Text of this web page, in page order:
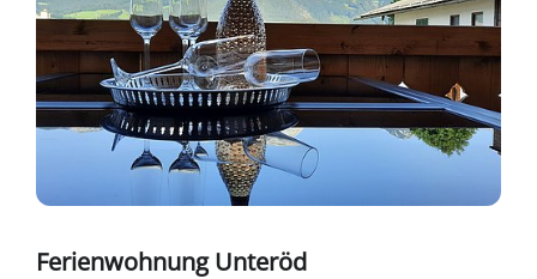
Ferienwohnung Unteröd